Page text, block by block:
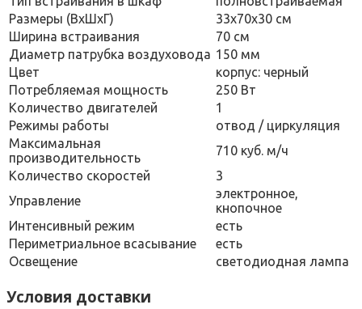
Размеры (ВхШхГ)
33х70х30 см
Ширина встраивания
70 см
Диаметр патрубка воздуховода 150 мм
Цвет
корпус: черный
Потребляемая мощность
250 Вт
Количество двигателей
1
Режимы работы
отвод / циркуляция
Максимальная
производительность
710 куб. м/ч
Количество скоростей
3
Управление
электронное,
кнопочное
Интенсивный режим
есть
Периметриальное всасывание
есть
Освещение
светодиодная лампа
Условия доставки